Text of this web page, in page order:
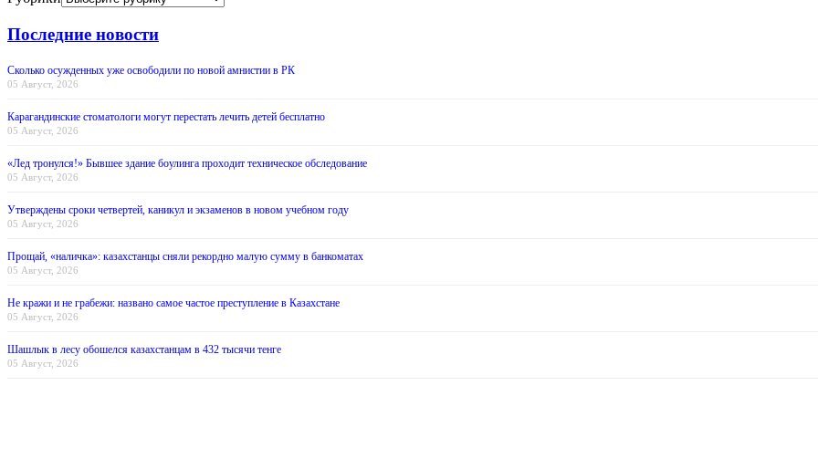
Последние новости
Сколько осужденных уже освободили по новой амнистии в РК
05 Август, 2026
Карагандинские стоматологи могут перестать лечить детей бесплатно
05 Август, 2026
«Лед тронулся!» Бывшее здание боулинга проходит техническое обследование
05 Август, 2026
Утверждены сроки четвертей, каникул и экзаменов в новом учебном году
05 Август, 2026
Прощай, «наличка»: казахстанцы сняли рекордно малую сумму в банкоматах
05 Август, 2026
Не кражи и не грабежи: названо самое частое преступление в Казахстане
05 Август, 2026
Шашлык в лесу обошелся казахстанцам в 432 тысячи тенге
05 Август, 2026